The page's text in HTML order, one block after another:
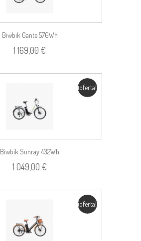
Biwbik Gante 576Wh
1 169,00 €
¡oferta!
Biwbik Sunray 432Wh
1 049,00 €
¡oferta!